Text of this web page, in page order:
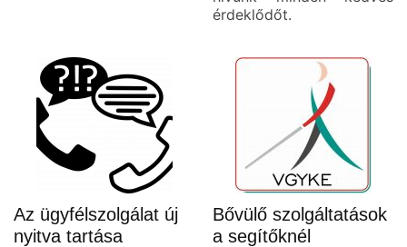
érdeklődőt.
Az ügyfélszolgálat új
nyitva tartása
Bővülő szolgáltatások
a segítőknél